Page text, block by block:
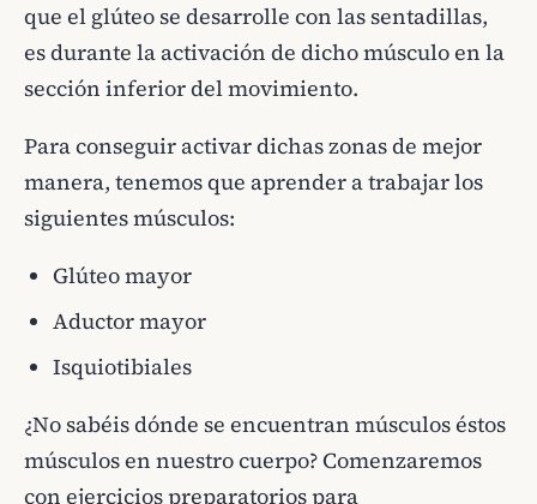
que el glúteo se desarrolle con las sentadillas,
es durante la activación de dicho músculo en la
sección inferior del movimiento.
Para conseguir activar dichas zonas de mejor
manera, tenemos que aprender a trabajar los
siguientes músculos:
Glúteo mayor
Aductor mayor
Isquiotibiales
¿No sabéis dónde se encuentran músculos éstos
músculos en nuestro cuerpo? Comenzaremos
con ejercicios preparatorios para